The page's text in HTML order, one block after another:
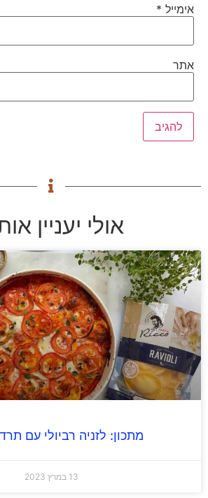
אימייל*
אתר
אולי יעניין
מתכון: לזניה רביולי עם תרד